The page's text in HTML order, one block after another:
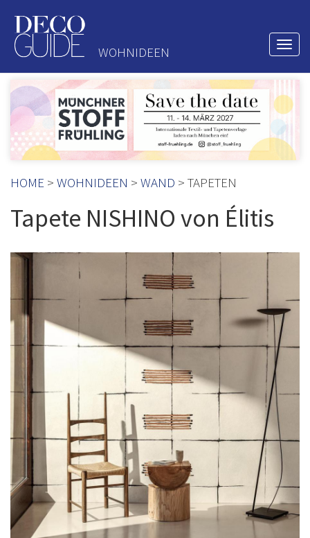
WOHNIDEEN
HOME > WOHNIDEEN > WAND > TAPETEN
Tapete NISHINO von Élitis